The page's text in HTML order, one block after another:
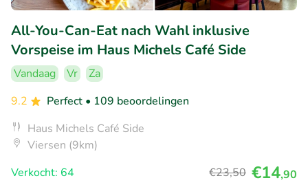
All-You-Can-Eat nach Wahl inklusive
Vorspeise im Haus Michels Café Side
Vandaag Vr
Za
9.2
Perfect • 109 beoordelingen
Haus Michels Café Side
Viersen (9km)
Verkocht: 64
€23,50 €14,90